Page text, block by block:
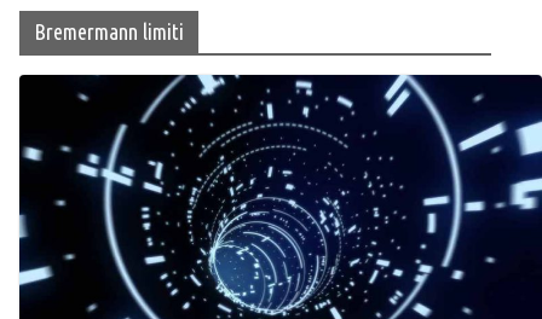
Bremermann limiti